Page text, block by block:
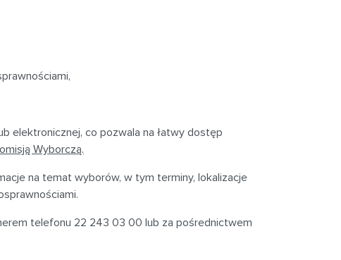
elektronicznej, co pozwala na łatwy dostęp
Wyborczą.
na temat wyborów, w tym terminy, lokalizacje
telefonu 22 243 03 00 lub za pośrednictwem